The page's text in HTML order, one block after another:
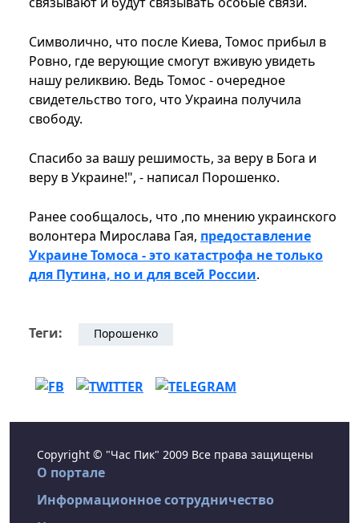
Символично, что после Киева, Томос прибыл в
Ровно, где верующие смогут вживую увидеть
нашу реликвию. Ведь Томос - очередное
свидетельство того, что Украина получила
свободу.
Спасибо за вашу решимость, за веру в Бога и
веру в Украине!", - написал Порошенко.
Ранее сообщалось, что ,по мнению украинского
волонтера Мирослава Гая, предоставление
Украине Томоса - это катастрофа не только
для Путина, но и для всей России.
Теги: Порошенко
Copyright © "Час Пик" 2009 Все права защищены
О портале
Информационное сотрудничество